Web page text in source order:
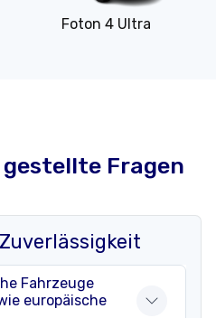
Foton 4 Ultra
gestellte Fragen
Fahrzeuge
europäische